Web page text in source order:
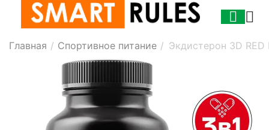
Главная / Спортивное питание / Экдистерон 3D